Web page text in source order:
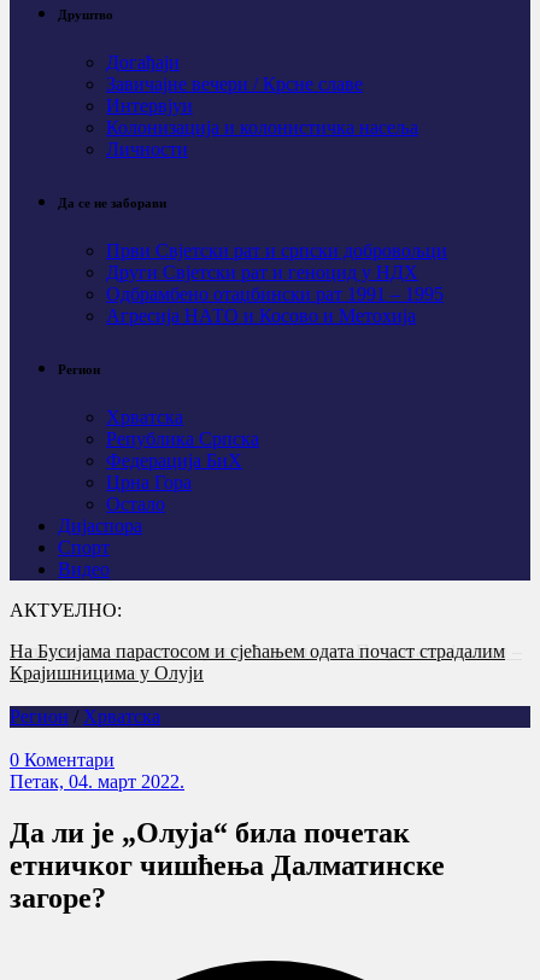
Друштво
Догађаји
Завичајне вечери / Крсне славе
Интервјуи
Колонизација и колонистичка насеља
Личности
Да се не заборави
Први Свјeтски рат и српски добровољци
Други Свјетски рат и геноцид у НДХ
Одбрамбено отаџбински рат 1991 – 1995
Агресија НАТО и Косово и Метохија
Регион
Хрватска
Република Српска
Федерација БиХ
Црна Гора
Остало
Дијаспора
Спорт
Видео
АКТУЕЛНО:
Годишњица страдања српских цивила на Петровачкој цести –
злочин без казне
Регион / Хрватска
0 Коментари
Петак, 04. март 2022.
Да ли је „Олуја“ била почетак
етничког чишћења Далматинске
загоре?